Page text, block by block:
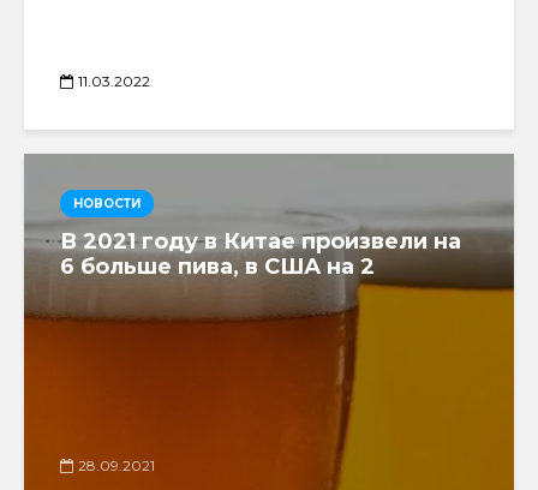
11.03.2022
НОВОСТИ
В 2021 году в Китае произвели на
6 больше пива, в США на 2
28.09.2021